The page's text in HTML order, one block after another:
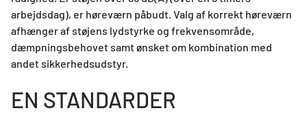
arbejdsdag), er høreværn påbudt. Valg af korrekt høreværn
afhænger af støjens lydstyrke og frekvensområde,
dæmpningsbehovet samt ønsket om kombination med
andet sikkerhedsudstyr.
EN STANDARDER